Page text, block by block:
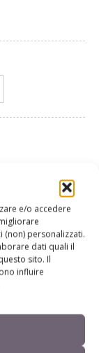
e/o accedere
(non) personalizzati.
dati quali il
sito. Il
influire
alle banche
materie prime